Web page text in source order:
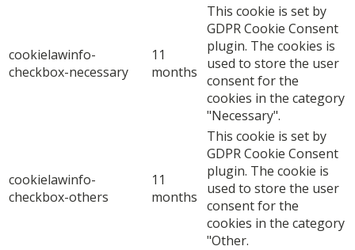
cookielawinfo-
checkbox-necessary
11
months
This cookie is set by
GDPR Cookie Consent
plugin. The cookies is
used to store the user
consent for the
cookies in the category
"Necessary".
cookielawinfo-
checkbox-others
11
months
This cookie is set by
GDPR Cookie Consent
plugin. The cookie is
used to store the user
consent for the
cookies in the category
"Other.